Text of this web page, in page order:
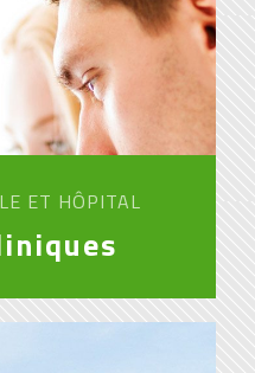
ET HÔPITAL